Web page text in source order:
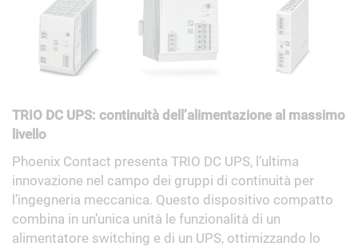
TRIO DC UPS: continuità dell’alimentazione al massimo
livello
Phoenix Contact presenta TRIO DC UPS, l’ultima
innovazione nel campo dei gruppi di continuità per
l’ingegneria meccanica. Questo dispositivo compatto
combina in un’unica unità le funzionalità di un
alimentatore switching e di un UPS, ottimizzando lo